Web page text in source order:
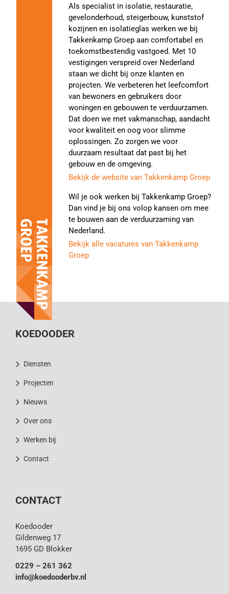
Als specialist in isolatie, restauratie,
gevelonderhoud, steigerbouw, kunststof
kozijnen en isolatieglas werken we bij
Takkenkamp Groep aan comfortabel en
toekomstbestendig vastgoed. Met 10
vestigingen verspreid over Nederland
staan we dicht bij onze klanten en
projecten. We verbeteren het leefcomfort
van bewoners en gebruikers door
woningen en gebouwen te verduurzamen.
Dat doen we met vakmanschap, aandacht
voor kwaliteit en oog voor slimme
oplossingen. Zo zorgen we voor
duurzaam resultaat dat past bij het
gebouw en de omgeving.
Bekijk de website van Takkenkamp Groep
Wil je ook werken bij Takkenkamp Groep?
Dan vind je bij ons volop kansen om mee
te bouwen aan de verduurzaming van
Nederland.
Bekijk alle vacatures van Takkenkamp
Groep
KOEDOODER
Diensten
Projecten
Nieuws
Over ons
Werken bij
Contact
CONTACT
Koedooder
Gildenweg 17
1695 GD Blokker
0229 – 261 362
info@koedooderbv.nl